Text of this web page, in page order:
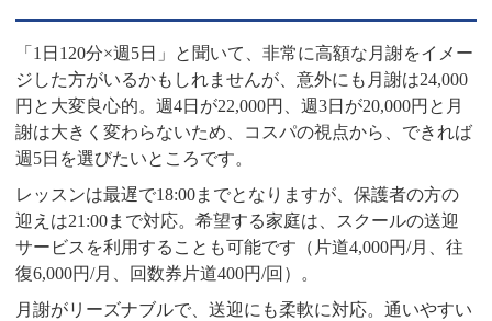
「1日120分×週5日」と聞いて、非常に高額な月謝をイメー
ジした方がいるかもしれませんが、意外にも月謝は24,000
円と大変良心的。週4日が22,000円、週3日が20,000円と月
謝は大きく変わらないため、コスパの視点から、できれば
週5日を選びたいところです。
レッスンは最遅で18:00までとなりますが、保護者の方の
迎えは21:00まで対応。希望する家庭は、スクールの送迎
サービスを利用することも可能です（片道4,000円/月、往
復6,000円/月、回数券片道400円/回）。
月謝がリーズナブルで、送迎にも柔軟に対応。通いやすい